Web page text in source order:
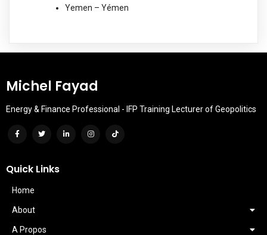
Yemen – Yémen
Michel Fayad
Energy & Finance Professional - IFP Training Lecturer of Geopolitics
Quick Links
Home
About
A Propos